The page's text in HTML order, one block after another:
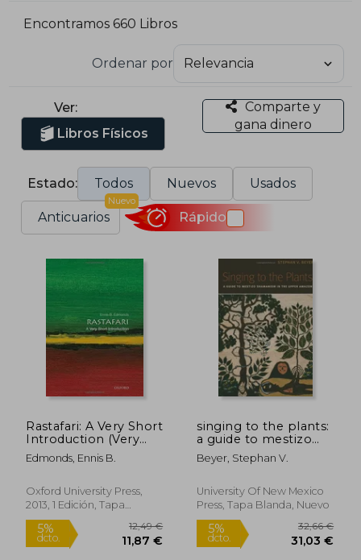
Encontramos 660 Libros
Ordenar por
Ver:
Libros Físicos
Comparte y
gana dinero
Estado: Todos Nuevos Usados
Anticuarios
Nuevo
Rápido
Rastafari: A Very Short
Introduction (Very
Short Introductions)
(en Inglés)
Edmonds, Ennis B.
Oxford University Press,
2013, 1 Edición, Tapa
Blanda, Nuevo
singing to the plants:
a guide to mestizo
shamanism in the
upper amazon (en
Beyer, Stephan V.
University Of New Mexico
Press, Tapa Blanda, Nuevo